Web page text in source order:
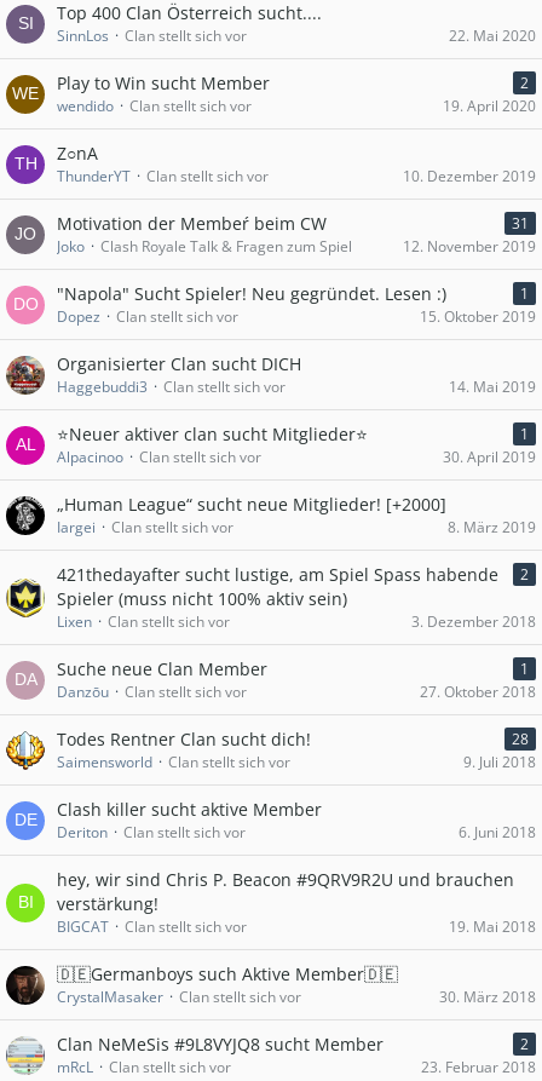
Top 400 Clan Österreich sucht....
SinnLos Clan stellt sich vor 22. Mai 2020
Play to Win sucht Member
2
wendido
Clan stellt sich vor 19. April 2020
Z○nA
ThunderYT Clan stellt sich vor 10. Dezember 2019
Motivation der Membeŕ beim CW
31
Joko
Clash Royale Talk & Fragen zum Spiel 12. November 2019
"Napola" Sucht Spieler! Neu gegründet. Lesen :)
1
Dopez
Clan stellt sich vor 15. Oktober 2019
Organisierter Clan sucht DICH
Haggebuddi3 Clan stellt sich vor 14. Mai 2019
⭐️Neuer aktiver clan sucht Mitglieder⭐️
1
Alpacinoo
Clan stellt sich vor 30. April 2019
„Human League“ sucht neue Mitglieder! [+2000]
Iargei Clan stellt sich vor 8. März 2019
421thedayafter sucht lustige, am Spiel Spass habende
Spieler (muss nicht 100% aktiv sein)
2
Lixen Clan stellt sich vor 3. Dezember 2018
Suche neue Clan Member
1
Danzōu
Clan stellt sich vor 27. Oktober 2018
Todes Rentner Clan sucht dich!
28
Saimensworld
Clan stellt sich vor 9. Juli 2018
Clash killer sucht aktive Member
Deriton Clan stellt sich vor 6. Juni 2018
hey, wir sind Chris P. Beacon #9QRV9R2U und brauchen
verstärkung!
BIGCAT Clan stellt sich vor 19. Mai 2018
🇩🇪Germanboys such Aktive Member🇩🇪
CrystalMasaker Clan stellt sich vor 30. März 2018
Clan NeMeSis #9L8VYJQ8 sucht Member
2
mRcL
Clan stellt sich vor 23. Februar 2018